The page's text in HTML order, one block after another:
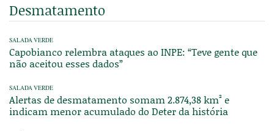
Desmatamento
SALADA VERDE
Capobianco relembra ataques ao INPE: “Teve gente que
não aceitou esses dados”
SALADA VERDE
Alertas de desmatamento somam 2.874,38 km² e
indicam menor acumulado do Deter da história